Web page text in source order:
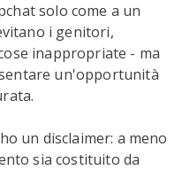
solo come a un
i genitori,
inappropriate - ma
un'opportunità
un disclaimer: a meno
sia costituito da